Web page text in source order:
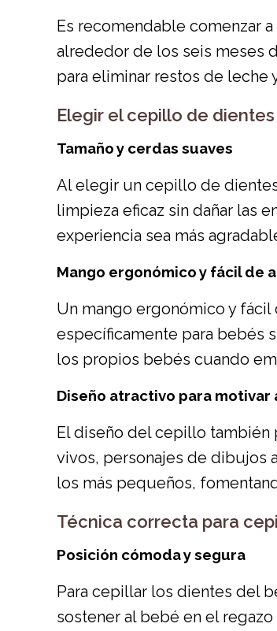
Es recomendable comenzar
alrededor de los seis meses
para eliminar restos de leche
Elegir el cepillo de
Tamaño y cerdas suaves
Al elegir un cepillo de
limpieza eficaz sin dañar las
experiencia sea más
Mango ergonómico y fácil de
Un mango ergonómico y
específicamente para bebés
los propios bebés cuando
Diseño atractivo para motivar
El diseño del cepillo
vivos, personajes de dibujos
los más pequeños,
Técnica correcta para
Posición cómoda y segura
Para cepillar los dientes del
sostener al bebé en el